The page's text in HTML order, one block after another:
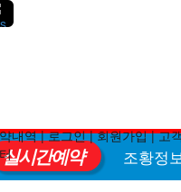
내역|로그인|회원가입|고
실시간예약 조황정